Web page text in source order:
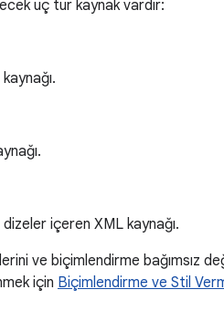
üç tür kaynak vardır:
içeren XML kaynağı.
ve biçimlendirme bağımsız
için Biçimlendirme ve Stil